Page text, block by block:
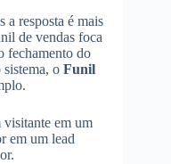
a resposta é mais
de vendas foca
fechamento do
o Funil
visitante em um
em um lead